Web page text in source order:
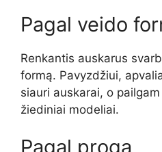
Pagal veido
Renkantis auskarus
formą. Pavyzdžiui,
siauri auskarai, o
žiediniai modeliai.
Pagal progą